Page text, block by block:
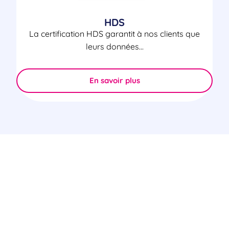
HDS
La certification HDS garantit à nos clients que
leurs données...
En savoir plus